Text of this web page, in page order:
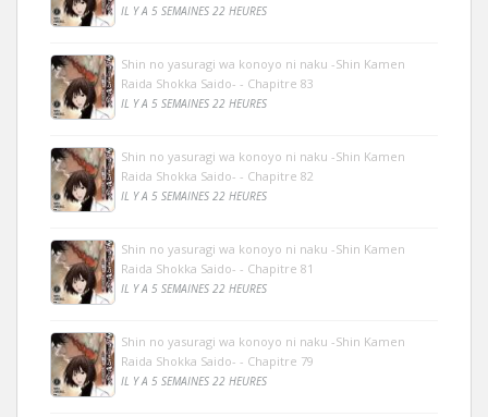
IL Y A 5 SEMAINES 22 HEURES
Shin no yasuragi wa konoyo ni naku -Shin Kamen
Raida Shokka Saido- - Chapitre 83
IL Y A 5 SEMAINES 22 HEURES
Shin no yasuragi wa konoyo ni naku -Shin Kamen
Raida Shokka Saido- - Chapitre 82
IL Y A 5 SEMAINES 22 HEURES
Shin no yasuragi wa konoyo ni naku -Shin Kamen
Raida Shokka Saido- - Chapitre 81
IL Y A 5 SEMAINES 22 HEURES
Shin no yasuragi wa konoyo ni naku -Shin Kamen
Raida Shokka Saido- - Chapitre 79
IL Y A 5 SEMAINES 22 HEURES